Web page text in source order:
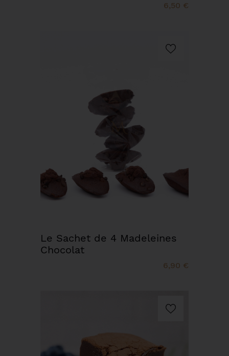
6,50 €
Le Sachet de 4 Madeleines
Chocolat
6,90 €